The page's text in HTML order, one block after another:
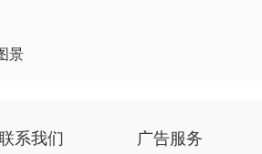
景
系我们 广告服务